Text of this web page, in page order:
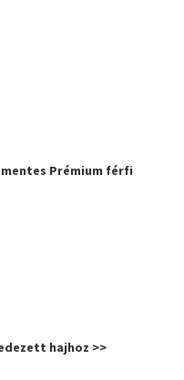
Prémium férfi
hajhoz >>